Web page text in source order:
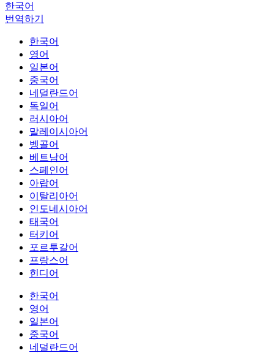
한국어
번역하기
한국어
영어
일본어
중국어
네덜란드어
독일어
러시아어
말레이시아어
벵골어
베트남어
스페인어
아랍어
이탈리아어
인도네시아어
태국어
터키어
포르투갈어
프랑스어
힌디어
한국어
영어
일본어
중국어
네덜란드어